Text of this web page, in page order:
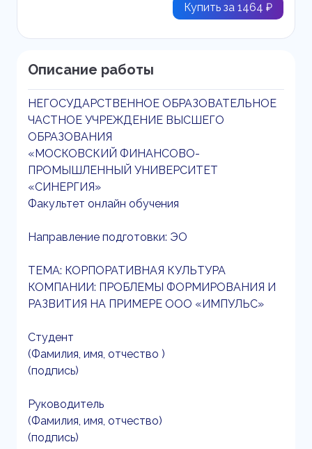
Купить за 1464 ₽
Описание работы
НЕГОСУДАРСТВЕННОЕ ОБРАЗОВАТЕЛЬНОЕ
ЧАСТНОЕ УЧРЕЖДЕНИЕ ВЫСШЕГО
ОБРАЗОВАНИЯ
«МОСКОВСКИЙ ФИНАНСОВО-
ПРОМЫШЛЕННЫЙ УНИВЕРСИТЕТ
«СИНЕРГИЯ»
Факультет онлайн обучения
Направление подготовки: ЭО
ТЕМА: КОРПОРАТИВНАЯ КУЛЬТУРА
КОМПАНИИ: ПРОБЛЕМЫ ФОРМИРОВАНИЯ И
РАЗВИТИЯ НА ПРИМЕРЕ ООО «ИМПУЛЬС»
Студент
(Фамилия, имя, отчество )
(подпись)
Руководитель
(Фамилия, имя, отчество)
(подпись)